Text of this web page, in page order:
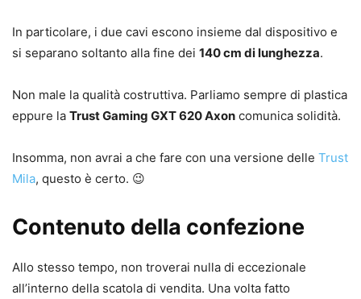
In particolare, i due cavi escono insieme dal dispositivo e
si separano soltanto alla fine dei 140 cm di lunghezza.
Non male la qualità costruttiva. Parliamo sempre di plastica
eppure la Trust Gaming GXT 620 Axon comunica solidità.
Insomma, non avrai a che fare con una versione delle Trust
Mila, questo è certo. 😉
Contenuto della confezione
Allo stesso tempo, non troverai nulla di eccezionale
all’interno della scatola di vendita. Una volta fatto